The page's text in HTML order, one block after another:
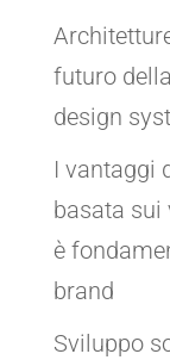
futuro
design
I vantaggi
basata sui
è
brand
Sviluppo